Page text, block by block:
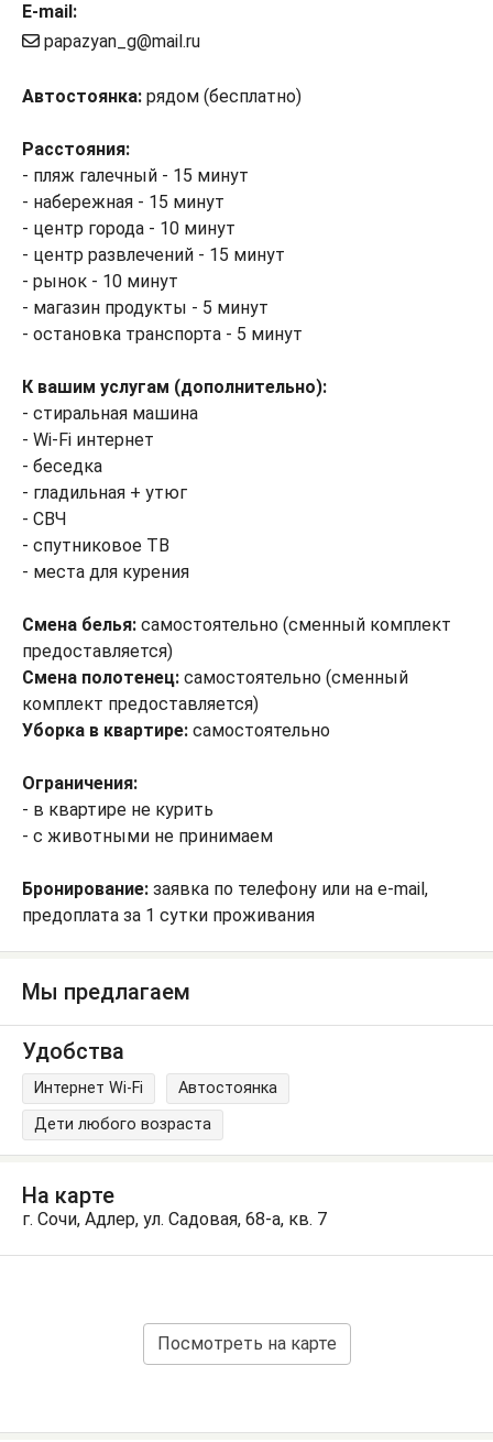
E-mail:
papazyan_g@mail.ru
Автостоянка: рядом (бесплатно)
Расстояния:
- пляж галечный - 15 минут
- набережная - 15 минут
- центр города - 10 минут
- центр развлечений - 15 минут
- рынок - 10 минут
- магазин продукты - 5 минут
- остановка транспорта - 5 минут
К вашим услугам (дополнительно):
- стиральная машина
- Wi-Fi интернет
- беседка
- гладильная + утюг
- СВЧ
- спутниковое ТВ
- места для курения
Смена белья: самостоятельно (сменный комплект
предоставляется)
Смена полотенец: самостоятельно (сменный
комплект предоставляется)
Уборка в квартире: самостоятельно
Ограничения:
- в квартире не курить
- с животными не принимаем
Бронирование: заявка по телефону или на e-mail,
предоплата за 1 сутки проживания
Мы предлагаем
Удобства
Интернет Wi-Fi
Автостоянка
Дети любого возраста
На карте
г. Сочи, Адлер, ул. Садовая, 68-а, кв. 7
Посмотреть на карте